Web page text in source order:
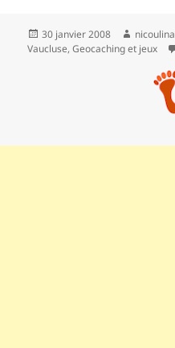
Publié
le
30 janvier 2008 Auteur
nicoulina
Vaucluse,Geocaching et jeux